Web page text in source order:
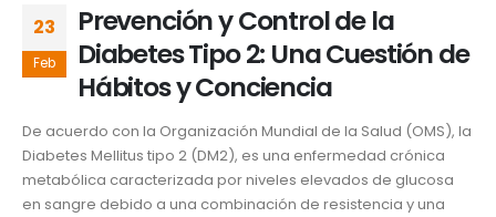
23
Feb
Prevención y Control de la
Diabetes Tipo 2: Una Cuestión de
Hábitos y Conciencia
De acuerdo con la Organización Mundial de la Salud (OMS), la
Diabetes Mellitus tipo 2 (DM2), es una enfermedad crónica
metabólica caracterizada por niveles elevados de glucosa
en sangre debido a una combinación de resistencia y una